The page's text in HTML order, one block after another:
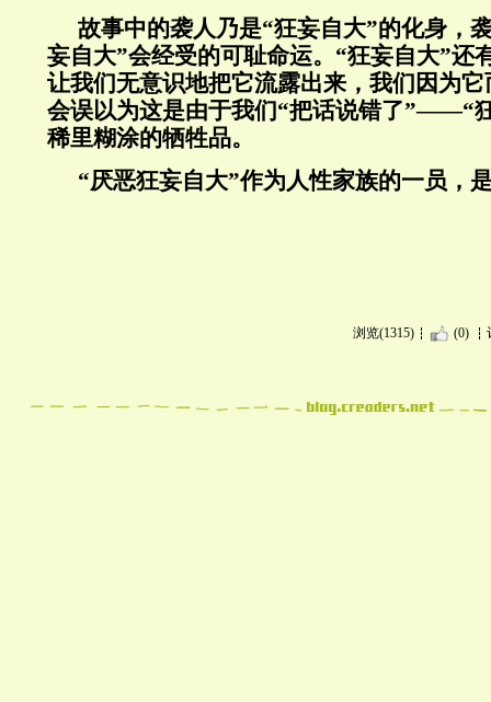
故事中的袭人乃是“狂妄自大”的化身，
妄自大”会经受的可耻命运。“狂妄自大”还
让我们无意识地把它流露出来，我们因为
会误以为这是由于我们“把话说错了”——“
稀里糊涂的牺牲品。
“厌恶狂妄自大”作为人性家族的一员，
浏览(1315) (0)